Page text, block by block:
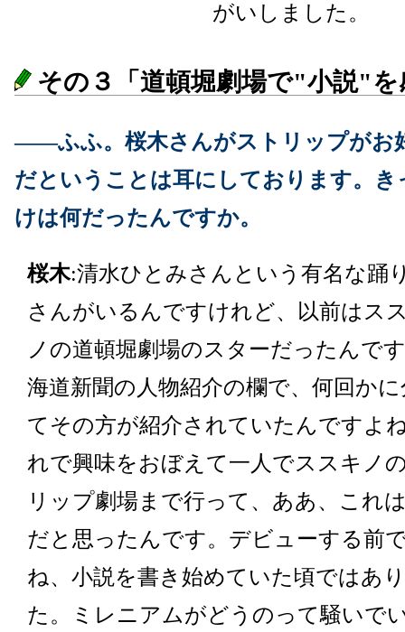
がいしました。
その３「道頓堀劇場で"小説"を
――ふふ。桜木さんがストリップがお
だということは耳にしております。き
けは何だったんですか。
桜木:清水ひとみさんという有名な踊
さんがいるんですけれど、以前はス
ノの道頓堀劇場のスターだったんで
海道新聞の人物紹介の欄で、何回か
てその方が紹介されていたんですよ
れで興味をおぼえて一人でススキノ
リップ劇場まで行って、ああ、これ
だと思ったんです。デビューする前
ね、小説を書き始めていた頃ではあ
た。ミレニアムがどうのって騒いで